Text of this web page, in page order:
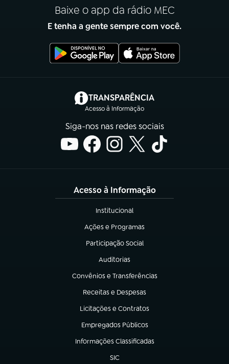
Baixe o app da rádio MEC
E tenha a gente sempre com você.
TRANSPARÊNCIA
Acesso à Informação
(abre em nova aba)
Siga-nos nas redes sociais
Acesso à Informação
Institucional
(abre em nova aba)
Ações e Programas
(abre em nova aba)
Participação Social
(abre em nova aba)
Auditorias
(abre em nova aba)
Convênios e Transferências
(abre em nova aba)
Receitas e Despesas
(abre em nova aba)
Licitações e Contratos
(abre em nova aba)
Empregados Públicos
(abre em nova aba)
Informações Classificadas
(abre em nova aba)
SIC
(abre em nova aba)